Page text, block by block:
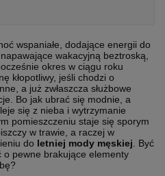
wspaniałe, dodające energii do
wakacyjną beztroską,
okres w ciągu roku
kłopotliwy, jeśli chodzi o
a już zwłaszcza służbowe
Bo jak ubrać się modnie, a
się z nieba i wytrzymanie
pomieszczeniu staje się sporym
w trawie, a raczej w
do letniej mody męskiej. Być
o pewne brakujące elementy